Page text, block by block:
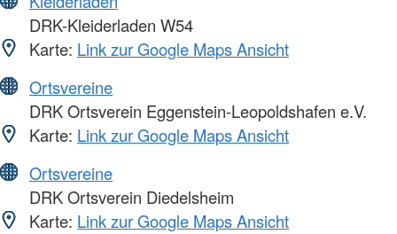
DRK-Kleiderladen W54
Karte: Link zur Google Maps Ansicht
Ortsvereine
DRK Ortsverein Eggenstein-Leopoldshafen e.V.
Karte: Link zur Google Maps Ansicht
Ortsvereine
DRK Ortsverein Diedelsheim
Karte: Link zur Google Maps Ansicht